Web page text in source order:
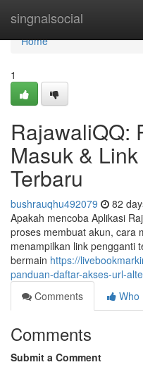
singnalsocial
Home
Home
1
RajawaliQQ:
Masuk &
Terbaru
bushrauqhu492079 82
Apakah mencoba Aplikasi
proses membuat akun, cara
menampilkan link pengganti
bermain https://
panduan-daftar-akses-url-
Comments
Who
Comments
Submit a Comment